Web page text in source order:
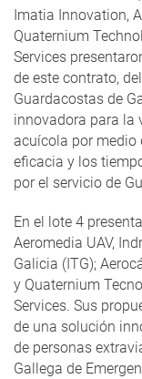
Imatia Innovation,
Quaternium
Services
de este contrato,
Guardacostas de
innovadora para la
acuícola por medio
eficacia y los
por el servicio de
En el lote 4
Aeromedia UAV,
Galicia (ITG);
y Quaternium
Services. Sus
de una solución
de personas
Gallega de